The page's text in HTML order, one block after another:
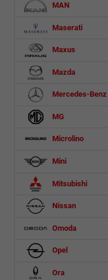
MAN
Maserati
Maxus
Mazda
Mercedes-Benz
MG
Microlino
Mini
Mitsubishi
Nissan
Omoda
Opel
Ora